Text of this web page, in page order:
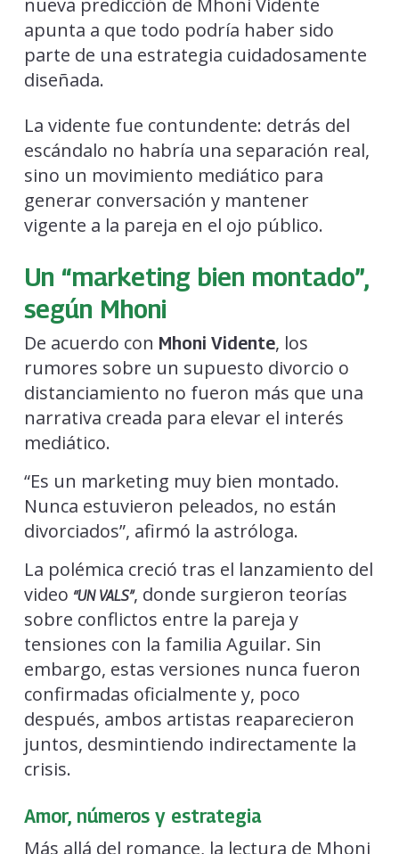
apunta a que todo podría haber sido
parte de una estrategia cuidadosamente
diseñada.
La vidente fue contundente: detrás del
escándalo no habría una separación real,
sino un movimiento mediático para
generar conversación y mantener
vigente a la pareja en el ojo público.
Un “marketing bien montado”,
según Mhoni
De acuerdo con Mhoni Vidente, los
rumores sobre un supuesto divorcio o
distanciamiento no fueron más que una
narrativa creada para elevar el interés
mediático.
“Es un marketing muy bien montado.
Nunca estuvieron peleados, no están
divorciados”, afirmó la astróloga.
La polémica creció tras el lanzamiento del
video “UN VALS”, donde surgieron teorías
sobre conflictos entre la pareja y
tensiones con la familia Aguilar. Sin
embargo, estas versiones nunca fueron
confirmadas oficialmente y, poco
después, ambos artistas reaparecieron
juntos, desmintiendo indirectamente la
crisis.
Amor, números y estrategia
Más allá del romance, la lectura de Mhoni